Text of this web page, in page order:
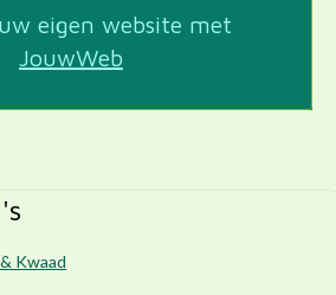
eigen website met
JouwWeb
Kwaad